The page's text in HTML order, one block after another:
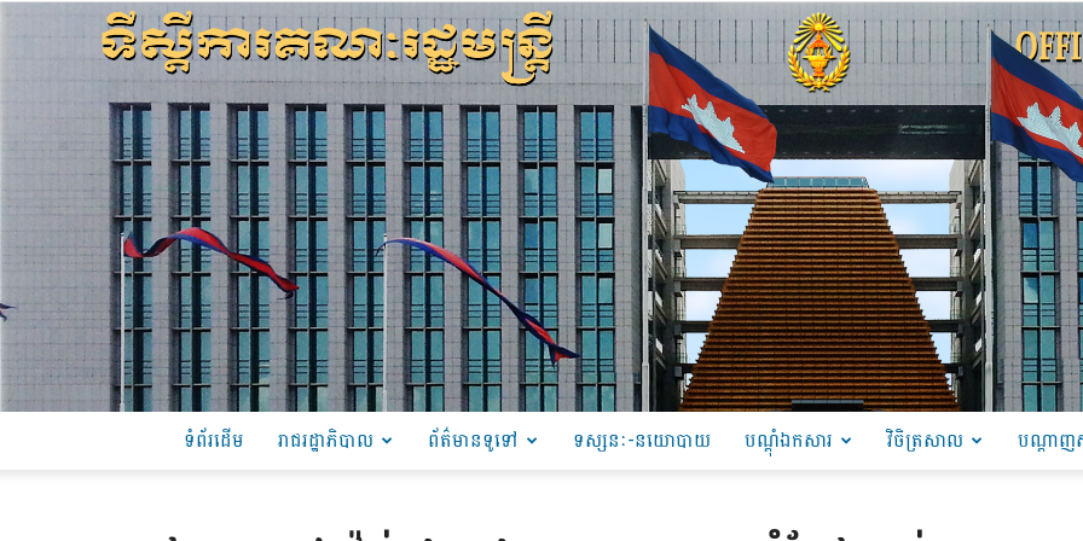
ទំព័រដើម រាជរដ្ឋាភិបាល ព័ត៌មានទូទៅ ទស្សនៈ-នយោបាយ បណ្ដុំឯកសារ វិចិត្រសាល បណ្តាញ